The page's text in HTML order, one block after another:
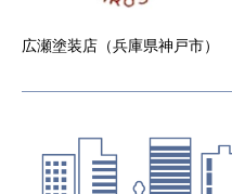
広瀬塗装店（兵庫県神戸市）